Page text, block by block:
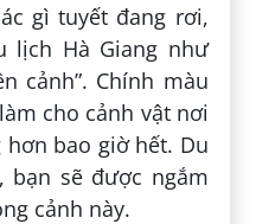
gì tuyết đang rơi,
lịch Hà Giang như
cảnh”. Chính màu
cho cảnh vật nơi
bao giờ hết. Du
bạn sẽ được ngắm
cảnh này.